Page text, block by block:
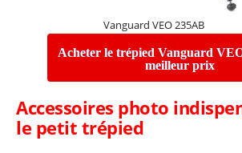
Vanguard VEO 235AB
Acheter le trépied Vanguard
meilleur prix
Accessoires photo
le petit trépied